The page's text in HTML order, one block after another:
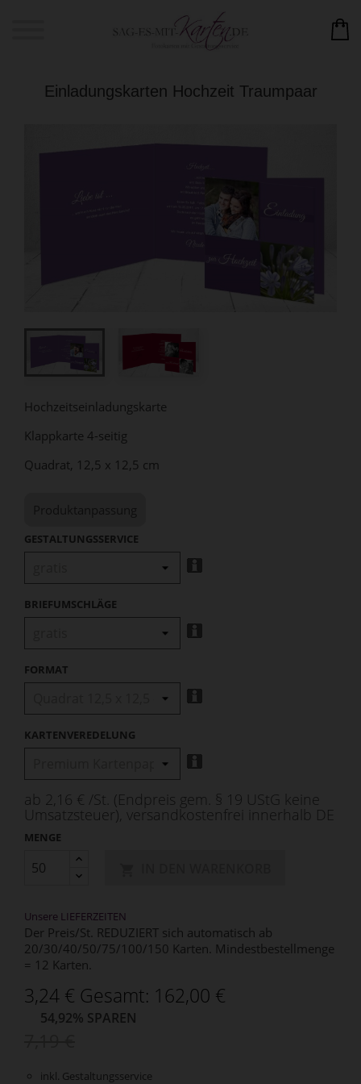
Einladungskarten Hochzeit Traumpaar
Hochzeitseinladungskarte
Klappkarte 4-seitig
Quadrat, 12,5 x 12,5 cm
GESTALTUNGSSERVICE
BRIEFUMSCHLÄGE
FORMAT
KARTENVEREDELUNG
ab 2,16 € /St. (Endpreis gem. § 19 UStG keine
Umsatzsteuer), versandkostenfrei innerhalb DE
MENGE
Unsere LIEFERZEITEN
Der Preis/St. REDUZIERT sich automatisch ab
20/30/40/50/75/100/150 Karten. Mindestbestellmenge
= 12 Karten.
3,24 € Gesamt: 162,00 €
54,92% SPAREN
inkl. Gestaltungsservice